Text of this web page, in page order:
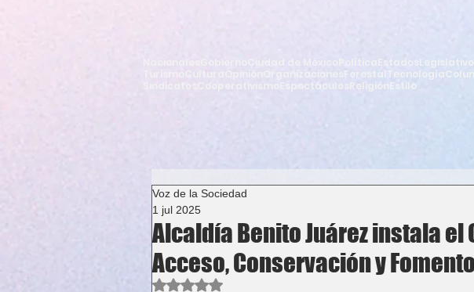
Estados Legislativo
Organizaciones Forestal Tecnología
Sindicatos
Cooperativismo Espectáculos Religión Estilo
Alcaldía Benito Juárez instala el
Acceso, Conservación y
Voz de la Sociedad
1 jul 2025
Obtuvo NaN de 5 estrellas.